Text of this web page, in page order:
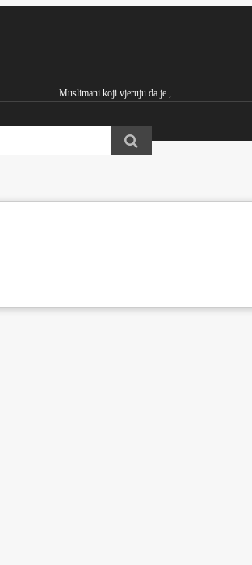
Muslimani koji vjeruju da je ,
Hazreti Mirza Ghulam Ahmad iz Kadiana a.s.